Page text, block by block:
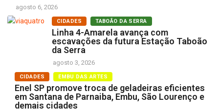
agosto 6, 2026
CIDADES TABOÃO DA SERRA
Linha 4-Amarela avança com
escavações da futura Estação Taboão
da Serra
agosto 3, 2026
CIDADES EMBU DAS ARTES
Enel SP promove troca de geladeiras eficientes
em Santana de Parnaiba, Embu, São Lourenço e
demais cidades